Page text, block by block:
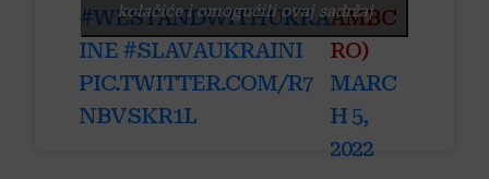
#WESTANDWITHUKRA
INE #SLAVAUKRAINI
PIC.TWITTER.COM/R7
NBVSKR1L
AMBC
RO)
MARC
H 5,
2022
kolačiće i omogućili ovaj sadržaj